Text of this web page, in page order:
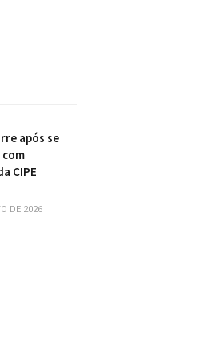
após se
CIPE
DE 2026